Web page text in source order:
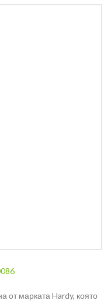
от марката Hardy, която